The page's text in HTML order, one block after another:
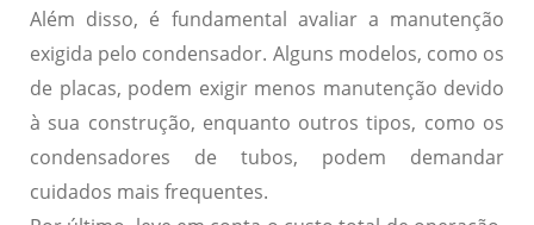
Além disso, é fundamental avaliar a manutenção
exigida pelo condensador. Alguns modelos, como os
de placas, podem exigir menos manutenção devido
à sua construção, enquanto outros tipos, como os
condensadores de tubos, podem demandar
cuidados mais frequentes.